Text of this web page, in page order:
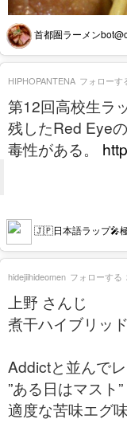
首都圏ラーメン
第12回高校生ラ
残したRed Eye
毒性がある。
🇯🇵日本語ラップ🎤
HIPHOPANTENA フォローす
上野 さんじ
煮干ハイブリッド
Addictと並んで
”ある日はマスト”
適度な苦味エグ
hidejiihideomen フォローする